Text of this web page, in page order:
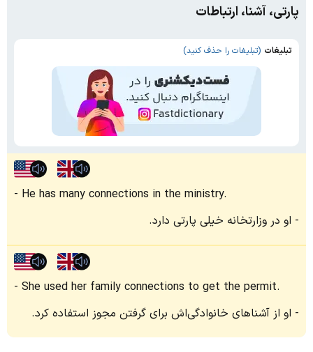
پارتی، آشنا، ارتباطات
تبلیغات (تبلیغات را حذف کنید)
He has many connections in the ministry.
او در وزارتخانه خیلی پارتی دارد.
She used her family connections to get the permit.
او از آشناهای خانوادگی‌اش برای گرفتن مجوز استفاده کرد.